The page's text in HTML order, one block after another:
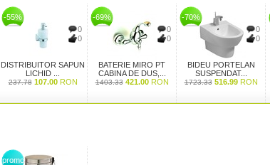
-55%
0
0
DISTRIBUITOR SAPUN
LICHID ...
237.78 107.00 RON
-69%
0
0
BATERIE MIRO PT
CABINA DE DUS,...
1403.33 421.00 RON
-70%
0
0
BIDEU PORTELAN
SUSPENDAT...
1723.33 516.99 RON
promo